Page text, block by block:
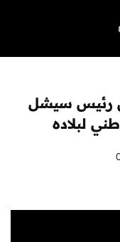
رئيس سيشل
لبلاده